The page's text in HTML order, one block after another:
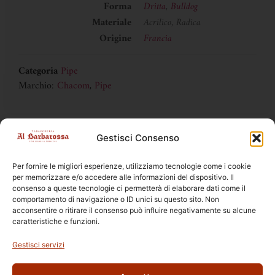
Gestisci Consenso
Per fornire le migliori esperienze, utilizziamo tecnologie come i cookie
per memorizzare e/o accedere alle informazioni del dispositivo. Il
consenso a queste tecnologie ci permetterà di elaborare dati come il
comportamento di navigazione o ID unici su questo sito. Non
acconsentire o ritirare il consenso può influire negativamente su alcune
caratteristiche e funzioni.
Gestisci servizi
Forma
Dritta, Bulldog
Materiale
Acrilico, Radica
Origine
Francia
Categoria Pipe
Marchio: Chacom, Pipe
la vendita online è vietata ai sensi della legge 19 DL 6/2016